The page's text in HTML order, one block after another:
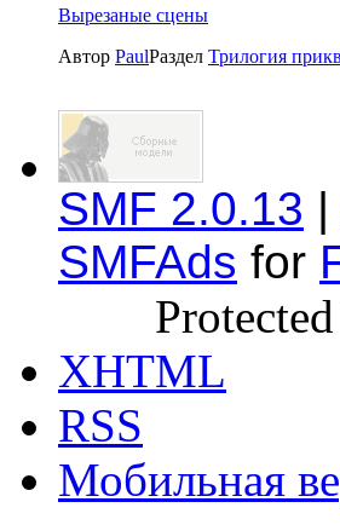
Вырезаные сцены
Автор PaulРаздел Трилогия
SMF 2.0.13 |
SMFAds for
XHTML
RSS
Мобильная